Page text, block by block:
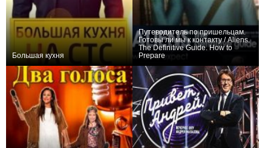
Большая кухня
Путеводитель по пришельцам.
Готовы ли мы к контакту / Aliens.
The Definitive Guide. How to
Prepare